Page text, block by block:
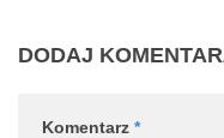
DODAJ
Komentarz *